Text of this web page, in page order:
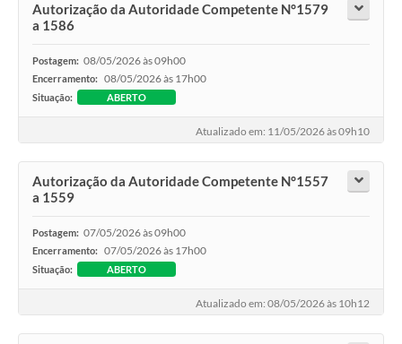
Links
Serviços Online
Contato
Perguntas Frequentes
Carta de Serviços
Contratos
Autorização da Autoridade Competente N°1579
a 1586
Postagem: 08/05/2026 às 09h00
Encerramento: 08/05/2026 às 17h00
Situação: ABERTO
Atualizado em: 11/05/2026 às 09h10
Autorização da Autoridade Competente N°1557
a 1559
Postagem: 07/05/2026 às 09h00
Encerramento: 07/05/2026 às 17h00
Situação: ABERTO
Atualizado em: 08/05/2026 às 10h12